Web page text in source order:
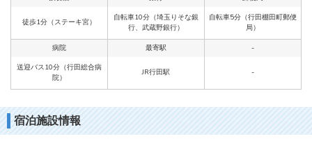
徒歩1分（ステーキ宮）
自転車10分（埼玉りそな銀
行、武蔵野銀行）
自転車5分（行田棚田町郵便
局）
病院 最寄駅
-
送迎バス10分（行田総合病
院）
JR行田駅 -
宿泊施設情報